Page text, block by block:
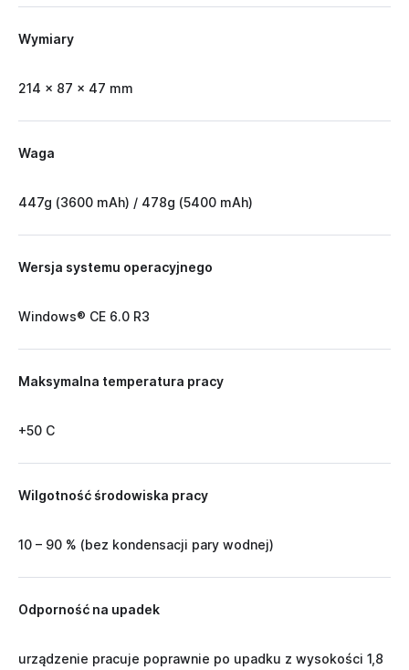
Wymiary
214 x 87 x 47 mm
Waga
447g (3600 mAh) / 478g (5400 mAh)
Wersja systemu operacyjnego
Windows® CE 6.0 R3
Maksymalna temperatura pracy
+50 C
Wilgotność środowiska pracy
10 – 90 % (bez kondensacji pary wodnej)
Odporność na upadek
urządzenie pracuje poprawnie po upadku z wysokości 1,8